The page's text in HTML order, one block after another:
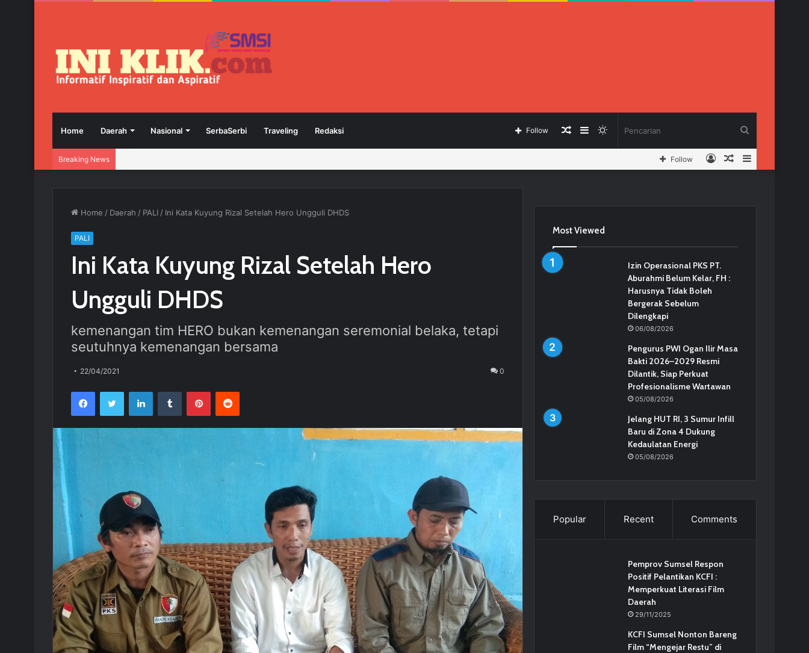
Home Daerah Nasional SerbaSerbi Traveling Redaksi Switch
Sidebar
Berita
Follow
Breaking News
Berita
Log
Follow
Home / Daerah / PALI / Ini Kata Kuyung Rizal Setelah Hero Ungguli DHDS
PALI
Ini Kata Kuyung Rizal Setelah Hero
Ungguli DHDS
kemenangan tim HERO bukan kemenangan seremonial belaka, tetapi
seutuhnya kemenangan bersama
22/04/2021 0
Most Viewed
Izin Operasional PKS PT.
Aburahmi Belum Kelar, FH :
Harusnya Tidak Boleh
Bergerak Sebelum
Dilengkapi
06/08/2026
Pengurus PWI Ogan Ilir Masa
Bakti 2026–2029 Resmi
Dilantik, Siap Perkuat
Profesionalisme Wartawan
05/08/2026
Jelang HUT RI, 3 Sumur Infill
Baru di Zona 4 Dukung
Kedaulatan Energi
05/08/2026
Popular Recent Comments
Pemprov Sumsel Respon
Positif Pelantikan KCFI :
Memperkuat Literasi Film
Daerah
29/11/2025
KCFI Sumsel Nonton Bareng
Film “Mengejar Restu” di